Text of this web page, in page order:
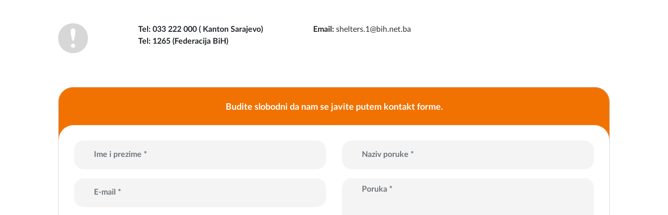
Tel: 033 222 000 ( Kanton Sarajevo)
Tel: 1265 (Federacija BiH)
Email: shelters.1@bih.net.ba
Budite slobodni da nam se javite putem kontakt forme.